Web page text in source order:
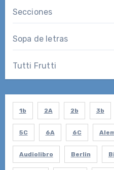
Secciones
Sopa de letras
Tutti Frutti
1b 2A 2b 3b
5C 6A 6C
Audiolibro Berlin